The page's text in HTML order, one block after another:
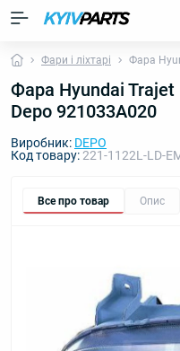
Фари і ліхтарі Фара
Фара Hyundai Trajet
Depo 921033A020
Виробник: DEPO
Код товару:221-1122L-LD-
Все про товар Опис